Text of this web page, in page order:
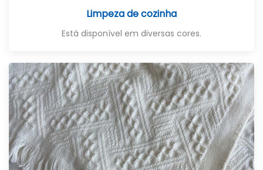
Limpeza de cozinha
Está disponível em diversas cores.